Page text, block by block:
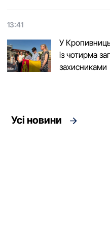
13:41
У
із чотирма
захисниками
Усі новини